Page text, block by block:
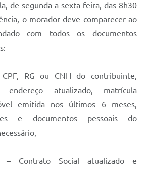
de segunda a sexta-feira, das 8h30
o morador deve comparecer ao
com todos os documentos
CPF, RG ou CNH do contribuinte,
endereço atualizado, matrícula
emitida nos últimos 6 meses,
e documentos pessoais do
– Contrato Social atualizado e